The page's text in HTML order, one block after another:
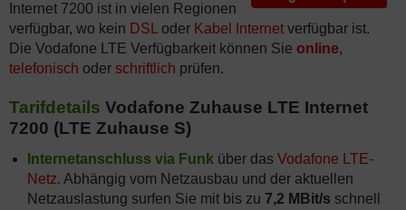
Internet 7200 ist in vielen Regionen
verfügbar, wo kein DSL oder Kabel Internet verfügbar ist.
Die Vodafone LTE Verfügbarkeit können Sie online,
telefonisch oder schriftlich prüfen.
Tarifdetails Vodafone Zuhause LTE Internet
7200 (LTE Zuhause S)
Internetanschluss via Funk über das Vodafone LTE-
Netz. Abhängig vom Netzausbau und der aktuellen
Netzauslastung surfen Sie mit bis zu 7,2 MBit/s schnell